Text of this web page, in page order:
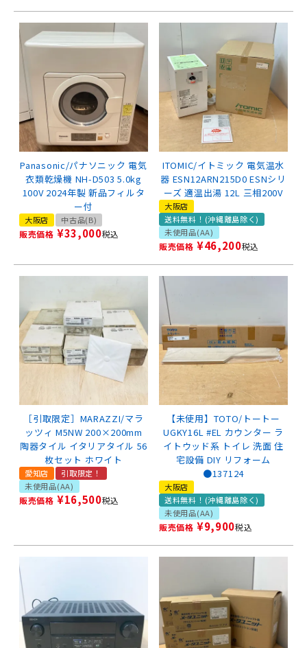
Panasonic/パナソニック 電気
衣類乾燥機 NH-D503 5.0kg
100V 2024年製 新品フィルタ
ー付
大阪店 中古品(B)
販売価格 ¥33,000税込
ITOMIC/イトミック 電気温水
器 ESN12ARN215D0 ESNシリ
ーズ 適温出湯 12L 三相200V
大阪店
送料無料！(沖縄離島除く)
未使用品(AA)
販売価格 ¥46,200税込
［引取限定］MARAZZI/マラ
ッツィ M5NW 200×200mm
陶器タイル イタリアタイル 56
枚セット ホワイト
愛知店
引取限定！
未使用品(AA)
販売価格 ¥16,500税込
【未使用】TOTO/トートー
UGKY16L #EL カウンター ラ
イトウッド系 トイレ 洗面 住
宅設備 DIY リフォーム
●137124
大阪店
送料無料！(沖縄離島除く)
未使用品(AA)
販売価格 ¥9,900税込